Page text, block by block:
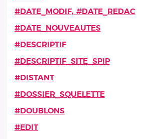
#DATE_MODIF, #DATE_REDAC
#DATE_NOUVEAUTES
#DESCRIPTIF
#DESCRIPTIF_SITE_SPIP
#DISTANT
#DOSSIER_SQUELETTE
#DOUBLONS
#EDIT